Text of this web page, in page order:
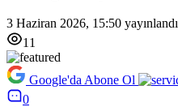
3 Haziran 2026, 15:50 yayınlandı
11
Google'da Abone Ol
0